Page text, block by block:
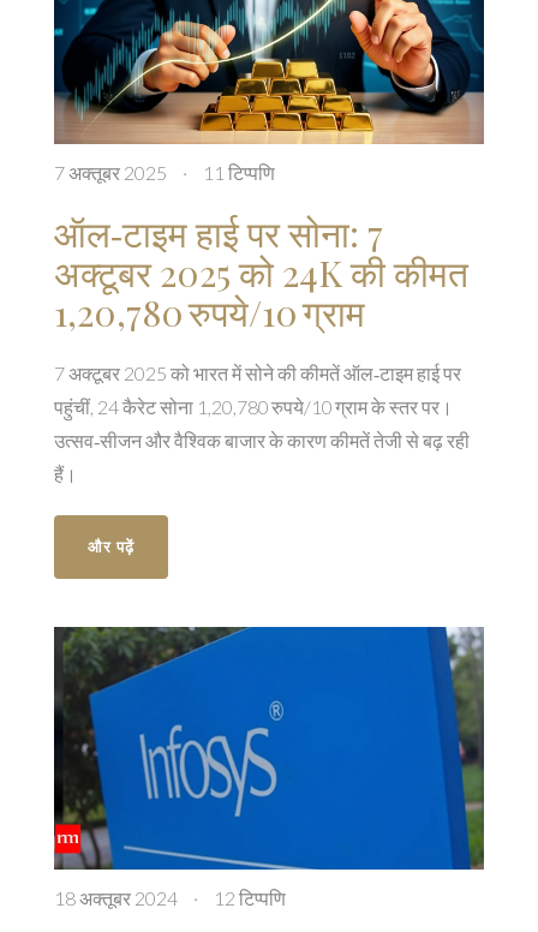
7 अक्तूबर 2025 · 11 टिप्पणि
ऑल‑टाइम हाई पर सोना: 7
अक्टूबर 2025 को 24K की कीमत
1,20,780 रुपये/10 ग्राम
7 अक्टूबर 2025 को भारत में सोने की कीमतें ऑल‑टाइम हाई पर
पहुंचीं, 24 कैरेट सोना 1,20,780 रुपये/10 ग्राम के स्तर पर।
उत्सव‑सीजन और वैश्विक बाजार के कारण कीमतें तेजी से बढ़ रही
हैं।
और पढ़ें
18 अक्तूबर 2024 · 12 टिप्पणि